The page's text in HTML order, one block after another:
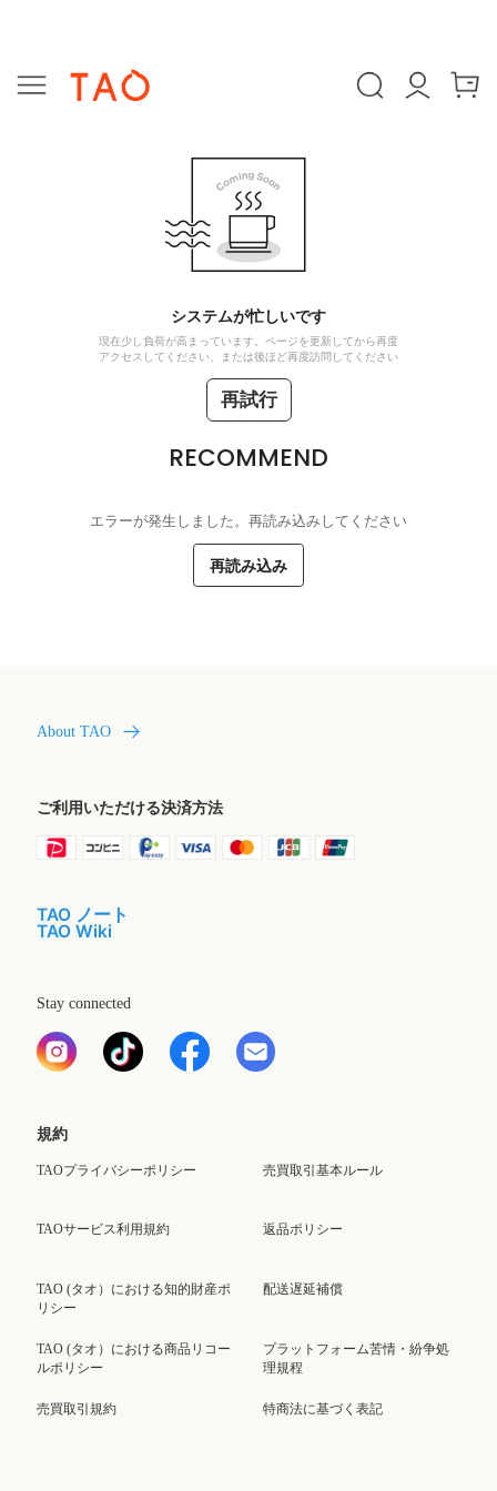
システムが忙しいです
現在少し負荷が高まっています。ページを更新してから再度
アクセスしてください、または後ほど再度訪問してください
再試行
RECOMMEND
エラーが発生しました。再読み込みしてください
再読み込み
About TAO
ご利用いただける決済方法
TAO ノート
TAO Wiki
Stay connected
規約
TAOプライバシーポリシー
TAOサービス利用規約
TAO (タオ）における知的財産ポ
リシー
TAO (タオ）における商品リコー
ルポリシー
売買取引規約
売買取引基本ルール
返品ポリシー
配送遅延補償
プラットフォーム苦情・紛争処
理規程
特商法に基づく表記